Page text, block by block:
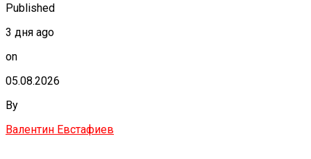
Published
3 дня ago
on
05.08.2026
By
Валентин Евстафиев